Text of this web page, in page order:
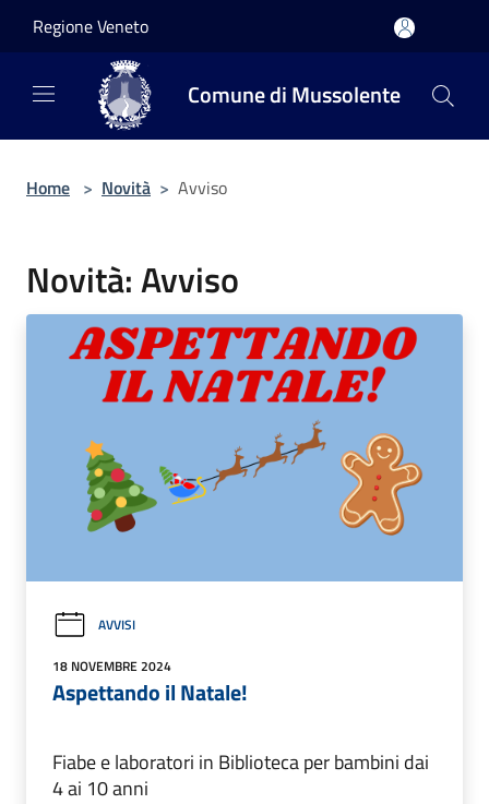
Regione Veneto
Comune di Mussolente
Home > Novità > Avviso
Novità: Avviso
AVVISI
18 NOVEMBRE 2024
Aspettando il Natale!
Fiabe e laboratori in Biblioteca per bambini dai
4 ai 10 anni